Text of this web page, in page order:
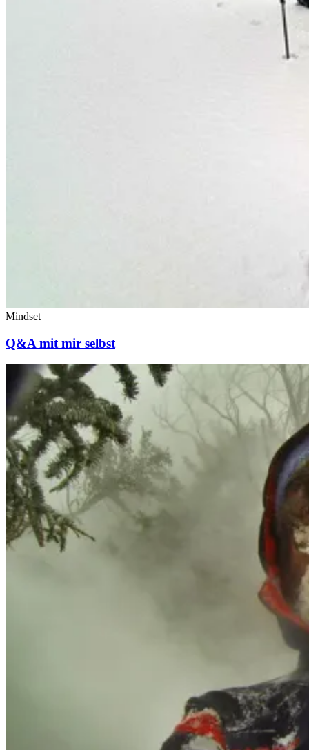
Mindset
Q&A mit mir selbst